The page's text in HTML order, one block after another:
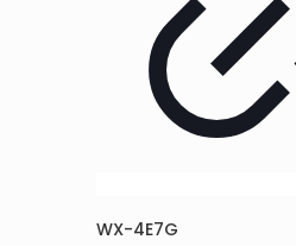
WX-4E7G